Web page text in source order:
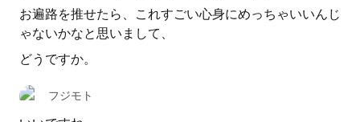
お遍路を推せたら、これすごい心身にめっちゃいいんじ
ゃないかなと思いまして、
どうですか。
フジモト